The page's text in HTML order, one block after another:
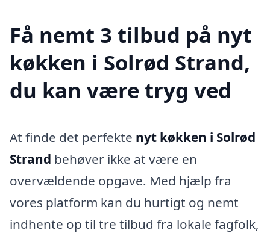
Få nemt 3 tilbud på nyt
køkken i Solrød Strand,
du kan være tryg ved
At finde det perfekte nyt køkken i Solrød
Strand behøver ikke at være en
overvældende opgave. Med hjælp fra
vores platform kan du hurtigt og nemt
indhente op til tre tilbud fra lokale fagfolk,